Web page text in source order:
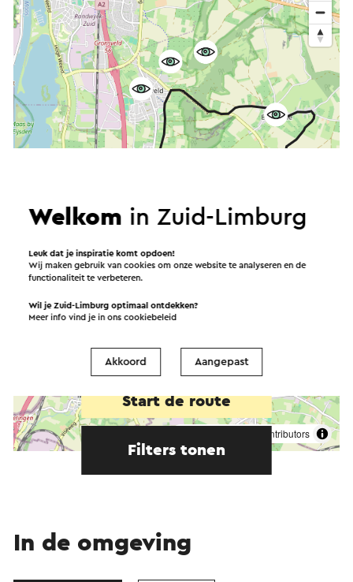
contributors
Start de route
Filters tonen
In de omgeving
Welkom in Zuid-Limburg
Leuk dat je inspiratie komt opdoen!
Wij maken gebruik van cookies om onze website te analyseren en de
functionaliteit te verbeteren.
Wil je Zuid-Limburg optimaal ontdekken?
Meer info vind je in onscookiebeleid
Akkoord Aangepast